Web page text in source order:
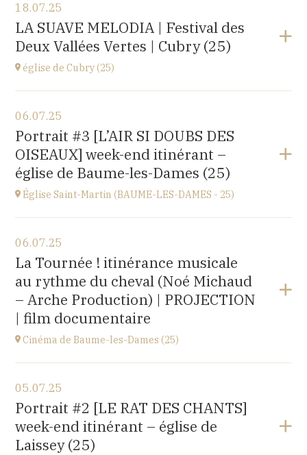
Basilique Saint Pierre,
place de l'Abbaye, 70300 Luxeuil-les-Bains
à21H00
Acheter vos billets
18.07.25
LA SUAVE MELODIA | Festival des
Deux Vallées Vertes | Cubry (25)
église de Cubry (25)
église Saint-Léger,
rue du Château, 25680 Cubry
à20H00
06.07.25
Portrait #3 [L’AIR SI DOUBS DES
OISEAUX] week-end itinérant –
église de Baume-les-Dames (25)
Église Saint-Martin (BAUME-LES-DAMES - 25)
église Saint-Martin,
place St Martin, 25110 Baume-les-Dames
à17H00
06.07.25
La Tournée ! itinérance musicale
au rythme du cheval (Noé Michaud
– Arche Production) | PROJECTION
| film documentaire
Cinéma de Baume-les-Dames (25)
Stella Cinéma,
14 rue Juifs, 25110 Baume les Dames
à14H30
05.07.25
Portrait #2 [LE RAT DES CHANTS]
week-end itinérant – église de
Laissey (25)